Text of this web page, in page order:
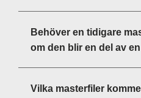
Behöver en tidigare
om den blir en del av
Vilka masterfiler